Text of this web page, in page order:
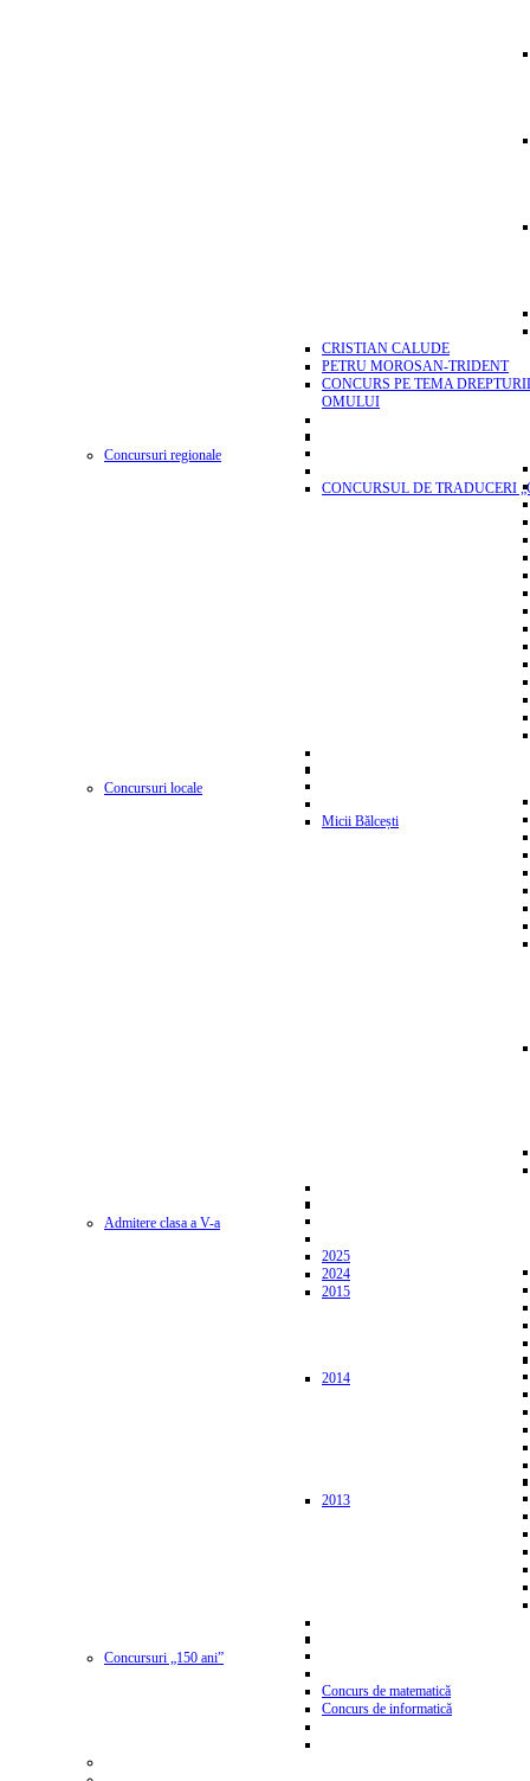
CRISTIAN CALUDE
PETRU MOROSAN-TRIDENT
CONCURS PE TEMA
OMULUI
Concursuri regionale
CONCURSUL DE TRADUCERI
Concursuri locale
Micii Bălcești
Admitere clasa a V-a
2025
2024
2015
2014
2013
Concursuri „150 ani”
Concurs de matematică
Concurs de informatică